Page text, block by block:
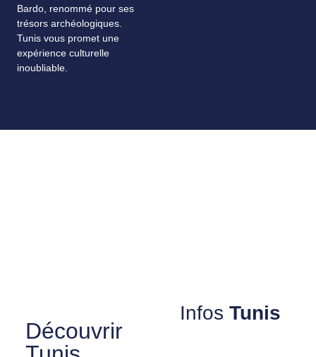
Bardo, renommé pour ses
trésors archéologiques.
Tunis vous promet une
expérience culturelle
inoubliable.
Découvrir
Infos Tunis